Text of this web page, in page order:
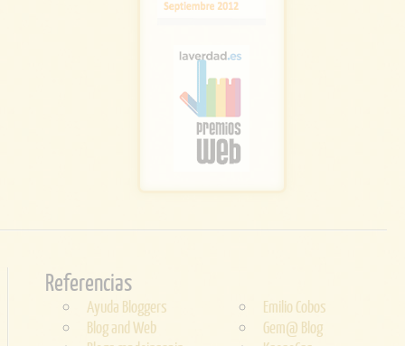
Referencias
Ayuda Bloggers
Blog and Web
Emilio Cobos
Gem@ Blog